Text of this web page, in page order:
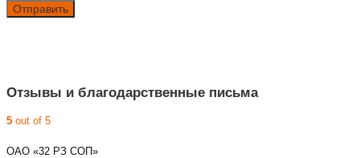
Отзывы и благодарственные письма
5 out of 5
ОАО «32 РЗ СОП»